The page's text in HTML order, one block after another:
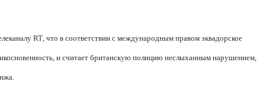
RT , что в соответствии с международным правом эквадорское
и считает британскую полицию неслыханным нарушением,